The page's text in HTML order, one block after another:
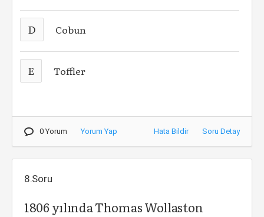
D Cobun
E Toffler
0 Yorum Yorum Yap Hata Bildir Soru Detay
8.Soru
1806 yılında Thomas Wollaston